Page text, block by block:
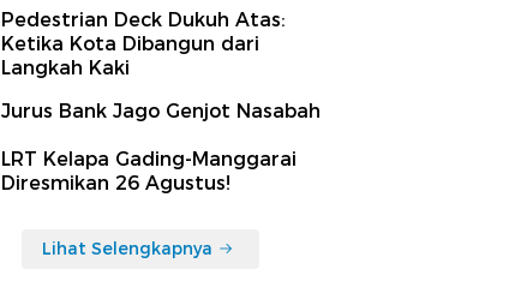
Pedestrian Deck Dukuh Atas:
Ketika Kota Dibangun dari
Langkah Kaki
Jurus Bank Jago Genjot Nasabah
LRT Kelapa Gading-Manggarai
Diresmikan 26 Agustus!
Lihat Selengkapnya